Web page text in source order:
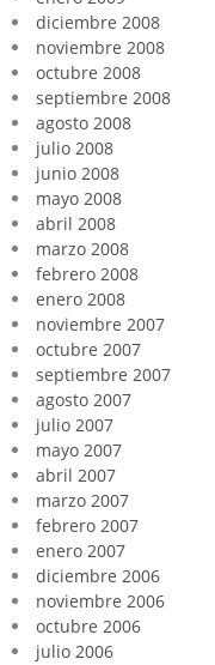
diciembre 2008
noviembre 2008
octubre 2008
septiembre 2008
agosto 2008
julio 2008
junio 2008
mayo 2008
abril 2008
marzo 2008
febrero 2008
enero 2008
noviembre 2007
octubre 2007
septiembre 2007
agosto 2007
julio 2007
mayo 2007
abril 2007
marzo 2007
febrero 2007
enero 2007
diciembre 2006
noviembre 2006
octubre 2006
julio 2006